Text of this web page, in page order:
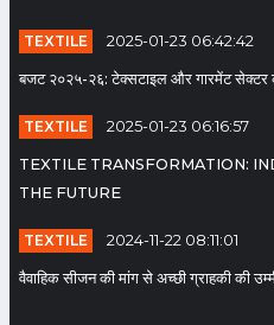
Date:
सूरत :
Date:
TEXTILE 2025-01-23 06:42:42
बजट २०२५-२६: टेक्सटाइल और गारमेंट सेक्टर
TEXTILE 2025-01-23 06:16:57
TEXTILE TRANSFORMATION:
THE FUTURE
TEXTILE 2024-11-22 08:11:01
वैवाहिक सीजन की मांग से अच्छी ग्राहकी की